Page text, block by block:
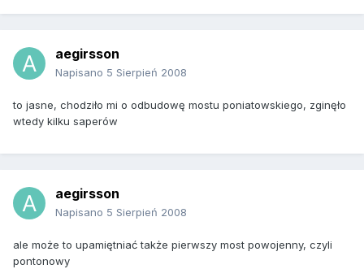
aegirsson
Napisano 5 Sierpień 2008
to jasne, chodziło mi o odbudowę mostu poniatowskiego, zginęło
wtedy kilku saperów
aegirsson
Napisano 5 Sierpień 2008
ale może to upamiętniać także pierwszy most powojenny, czyli
pontonowy